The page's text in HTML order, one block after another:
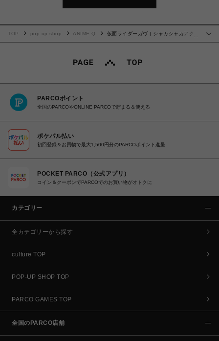
TOP pop-up-shop ANIME-Q
仮面ライダーガヴ | シャカシャカアクリ
PARCOポイント
全国のPARCOやONLINE PARCOで貯まる＆使える
ポケパル払い
初回登録＆お買物で最大1,500円分のPARCOポイント進呈
POCKET PARCO（公式アプリ）
コイン＆クーポンでPARCOでのお買い物がオトクに
カテゴリー
全カテゴリーから探す
culture TOP
POP-UP SHOP TOP
PARCO GAMES TOP
全国のPARCO店舗